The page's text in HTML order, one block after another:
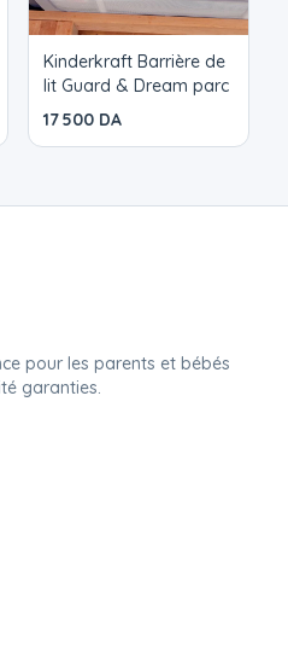
de l'enfant et a un impact
pendant le sommeil.
Kinderkraft Barrière de
lit Guard & Dream parc
17 500 DA
pour les parents et bébés
garanties.